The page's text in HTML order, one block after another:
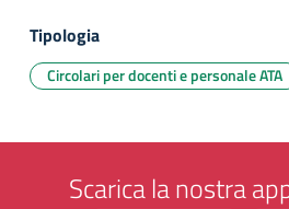
Tipologia
Circolari per docenti e personale ATA
Scarica la nostra